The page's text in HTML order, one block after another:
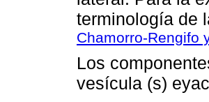
terminología de
Chamorro-Rengifo
Los
vesícula (s)